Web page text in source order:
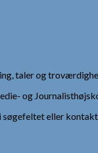
taler og
og
eller